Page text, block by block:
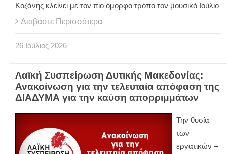
Κοζάνης κλείνει με τον πιο όμορφο τρόπο τον μουσικό Ιούλιο
Διαβάστε Περισσότερα
26 Ιούλιος 2026
Λαϊκή Συσπείρωση Δυτικής Μακεδονίας:
Ανακοίνωση για την τελευταία απόφαση της
ΔΙΑΔΥΜΑ για την καύση απορριμμάτων
Την θυσία
των
εργατικών –